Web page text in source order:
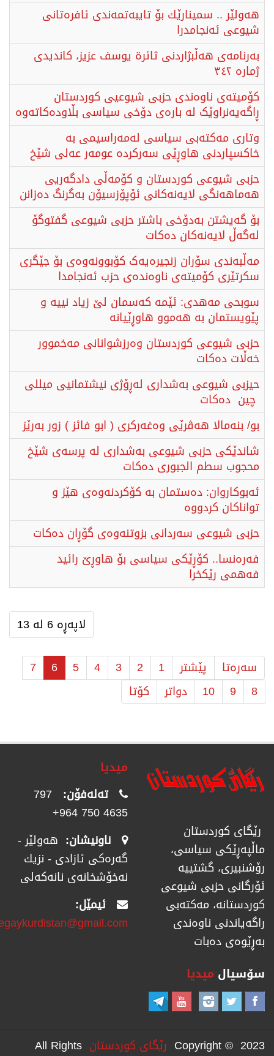
هەولێر .. سمینارێك بۆ تایبەتمەندی ئافرەتانی
شیوعی ئه‌نجامدرا
بەرنامەی هەڵبژاردنی ثائرة یوسف عزیز، کاندیدی
ژمارە ٣٤٢
کۆمیتەی ناوەندی حزبی شیوعیی کوردستان
ڕاگەیەنراوێک لە بارەی دۆخی سیاسی بڵاودەکاتەوە
وتاری مەكتەبی سیاسی لەمەراسیمی بە
خاکسپاردنی هاوڕێی سەركردە عومه‌ر عەلی شێخ
حزبی شیوعی كوردستان و كۆمەڵی دادگەریی
هەماهەنگی لایەنەکانی ئۆپۆزسیۆن بەگرنگ دەزانن
بۆ گەیشتن بەدۆخی باشتر حزبی شیوعی گفتوگۆ
لەگەڵ لایەنەكان دەكات
مەڵبەندی سۆران زنجیرەیەک کۆبوونەوەی بۆ جێگری
سکرتێری کۆمیتەی ناوەندەی حزب ئەنجامدا
سوبحی مەهدی: ئێمە کەسمان لێ زیاد نییە و
پێویستمان بە هەموو هاوڕێیانە
حزبی شیوعی کوردستان وەرزشوانانی مەخموور
خەڵات دەکات
حیزبی شیوعی بەشداری لەڕۆژی نیشتمانیی میللی
چین دەكات
بو/ بنەمالا هەڤرێی وەغەركری ( ابو فائز ) زور بەرێز
شاندێکی حزبى شيوعى بەشداری لە پرسەی شێخ
محجوب سطم الجبوری دەکات
ئەبوكاروان: دەستمان بە كۆكردنەوەی هێز و
تواناكان كردووە
حزبی شیوعی سەردانی بزوتنەوەی گۆڕان دەکات
فەرەنسا.. كۆڕێكی سیاسی بۆ هاوڕێ رائید
فەهمی رێكخرا
لاپەڕە 6 لە 13
سەرەتا پێشتر 1
2
3
4
5
6
7
8
9
10 دواتر كۆتا
رێگای كوردستان
ماڵپەڕێكی سیاسی،
رۆشنبیری، گشتییە
ئۆرگانی حزبی شیوعی
كوردستانە، مەكتەبی
راگەیاندنی ناوەندی
بەڕێوەی دەبات
میدیا
تەلەفۆن: 797
4635 750 964+
ناونیشان: هەولێر -
گەرەکی ئازادی - نزیك
نەخۆشخانەی نانەکەلی
ئیمێل:
سۆسیال میدیا
Copyright © 2023 رێگای كوردستان All Rights